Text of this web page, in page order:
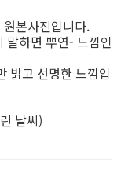
본사진입니다.
말하면 뿌연- 느낌인
밝고 선명한 느낌입
날씨)